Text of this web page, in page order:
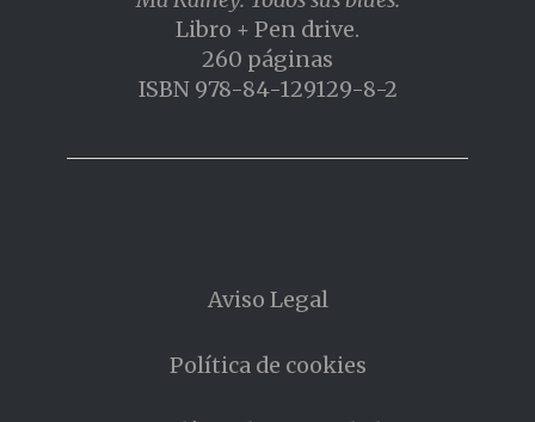
Libro + Pen drive.
260 páginas
ISBN 978-84-129129-8-2
Aviso Legal
Política de cookies